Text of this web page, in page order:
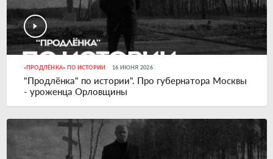
«ПРОДЛЁНКА» ПО ИСТОРИИ 16 ИЮНЯ 2026
"Продлёнка" по истории". Про губернатора Москвы
- уроженца Орловщины